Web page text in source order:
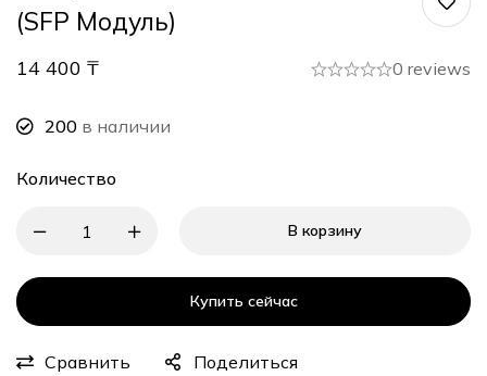
(SFP Модуль)
14 400 ₸ 0 reviews
200 в наличии
Количество
В корзину
Купить сейчас
Сравнить Поделиться